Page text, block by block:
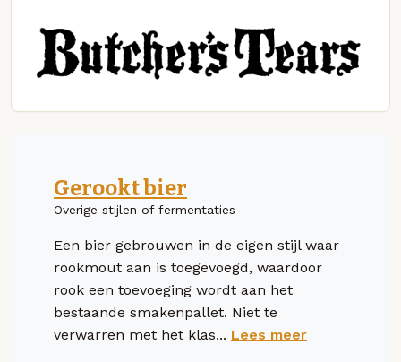
Gerookt bier
Overige stijlen of fermentaties
Een bier gebrouwen in de eigen stijl waar
rookmout aan is toegevoegd, waardoor
rook een toevoeging wordt aan het
bestaande smakenpallet. Niet te
verwarren met het klas... Lees meer